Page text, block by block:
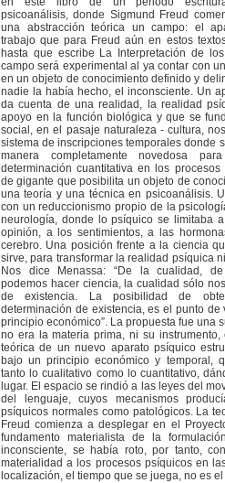
psicoanálisis, donde Sigmund Freud
una abstracción teórica un campo: el
trabajo que para Freud aún en estos
hasta que escribe La Interpretación de
campo será experimental al ya contar con
en un objeto de conocimiento definido y
nadie la había hecho, el inconsciente. Un
da cuenta de una realidad, la realidad
apoyo en la función biológica y que se
social, en el pasaje naturaleza - cultura,
sistema de inscripciones temporales donde
manera completamente novedosa
determinación cuantitativa en los
de gigante que posibilita un objeto de
una teoría y una técnica en psicoanálisis.
con un reduccionismo propio de la
neurología, donde lo psíquico se limitaba
opinión, a los sentimientos, a las
cerebro. Una posición frente a la ciencia
sirve, para transformar la realidad psíquica
Nos dice Menassa: “De la cualidad,
podemos hacer ciencia, la cualidad sólo
de existencia. La posibilidad de
determinación de existencia, es el punto de
principio económico”. La propuesta fue una
no era la materia prima, ni su instrumento,
teórica de un nuevo aparato psíquico
bajo un principio económico y temporal,
tanto lo cualitativo como lo cuantitativo,
lugar. El espacio se rindió a las leyes del
del lenguaje, cuyos mecanismos
psíquicos normales como patológicos. La
Freud comienza a desplegar en el
fundamento materialista de la
inconsciente, se había roto, por tanto,
materialidad a los procesos psíquicos en
localización, el tiempo que se juega, no es